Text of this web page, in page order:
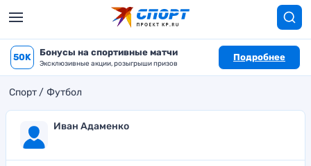
50K Бонусы на спортивные матчи
Эксклюзивные акции, розыгрыши призов
Подробнее
Спорт Футбол
Иван Адаменко